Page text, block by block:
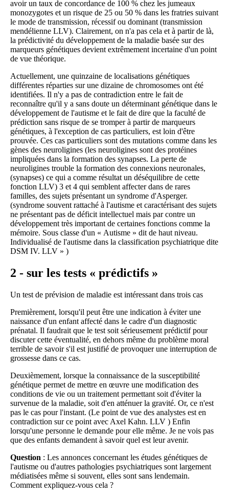
avoir un taux de concordance de 100 % chez les jumeaux
monozygotes et un risque de 25 ou 50 % dans les fratries suivant
le mode de transmission, récessif ou dominant (transmission
mendélienne LLV). Clairement, on n'a pas cela et à partir de là,
la prédictivité du développement de la maladie basée sur des
marqueurs génétiques devient extrêmement incertaine d'un point
de vue théorique.
Actuellement, une quinzaine de localisations génétiques
différentes réparties sur une dizaine de chromosomes ont été
identifiées. Il n'y a pas de contradiction entre le fait de
reconnaître qu'il y a sans doute un déterminant génétique dans le
développement de l'autisme et le fait de dire que la faculté de
prédiction sans risque de se tromper à partir de marqueurs
génétiques, à l'exception de cas particuliers, est loin d'être
prouvée. Ces cas particuliers sont des mutations comme dans les
gènes des neuroligines (les neuroligines sont des protéines
impliquées dans la formation des synapses. La perte de
neuroligines trouble la formation des connexions neuronales,
(synapses) ce qui a comme résultat un déséquilibre de cette
fonction LLV) 3 et 4 qui semblent affecter dans de rares
familles, des sujets présentant un syndrome d'Asperger.
(syndrome souvent rattaché à l'autisme et caractérisant des sujets
ne présentant pas de déficit intellectuel mais par contre un
développement très important de certaines fonctions comme la
mémoire. Sous classe d'un « Autisme » dit de haut niveau.
Individualisé de l'autisme dans la classification psychiatrique dite
DSM IV. LLV » )
2 - sur les tests « prédictifs »
Un test de prévision de maladie est intéressant dans trois cas
Premièrement, lorsqu'il peut être une indication à éviter une
naissance d'un enfant affecté dans le cadre d'un diagnostic
prénatal. Il faudrait que le test soit sérieusement prédictif pour
discuter cette éventualité, en dehors même du problème moral
terrible de savoir s'il est justifié de provoquer une interruption de
grossesse dans ce cas.
Deuxièmement, lorsque la connaissance de la susceptibilité
génétique permet de mettre en œuvre une modification des
conditions de vie ou un traitement permettant soit d'éviter la
survenue de la maladie, soit d'en atténuer la gravité. Or, ce n'est
pas le cas pour l'instant. (Le point de vue des analystes est en
contradiction sur ce point avec Axel Kahn. LLV ) Enfin
lorsqu'une personne le demande pour elle même. Je ne vois pas
que des enfants demandent à savoir quel est leur avenir.
Question : Les annonces concernant les études génétiques de
l'autisme ou d'autres pathologies psychiatriques sont largement
médiatisées même si souvent, elles sont sans lendemain.
Comment expliquez-vous cela ?